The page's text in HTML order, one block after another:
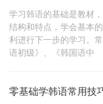
学习韩语的基础是教材
结构和特点，学会基本
利进行下一步的学习。
语初级》、《韩国语中
零基础学韩语常用技